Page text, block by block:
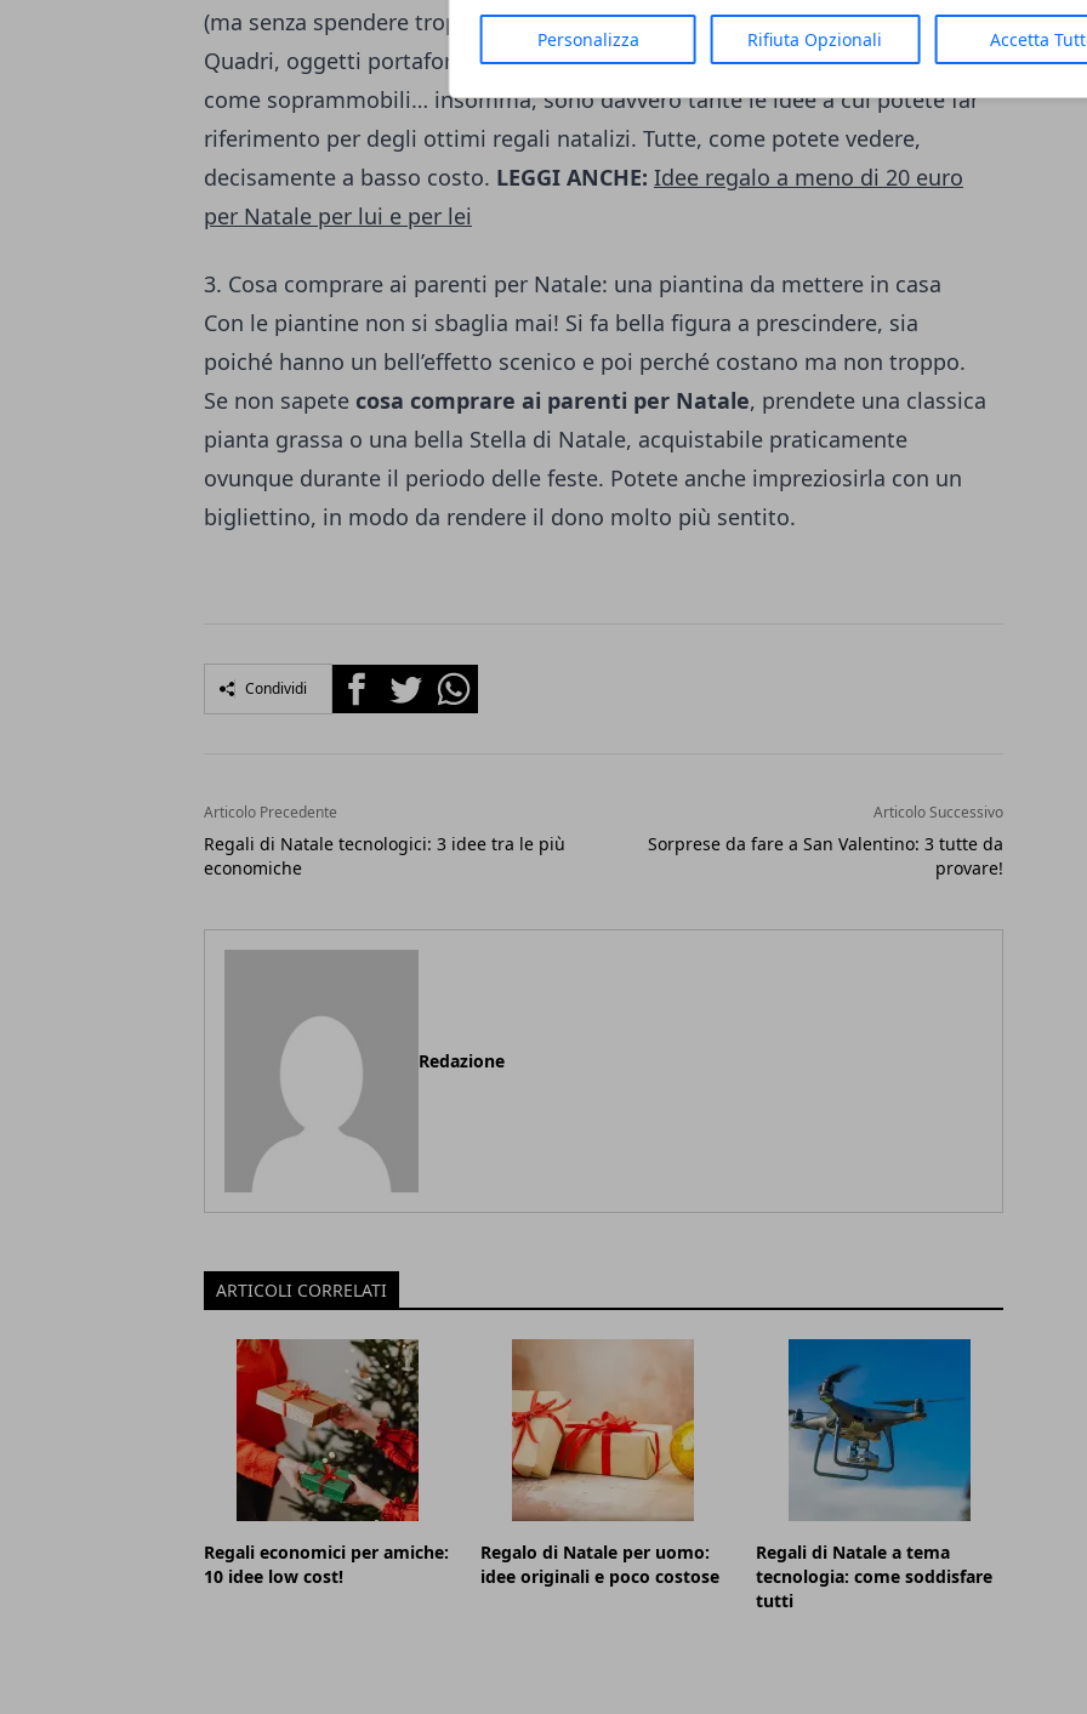
Personalizza Rifiuta Opzionali Accetta
(ma senza spendere troppo) può esserel’acquisto di qualcosa per la casa.
Quadri, oggetti portafortuna, strumenti per la cucina, accessori da usare
come soprammobili… insomma, sono davvero tante le idee a cui potete far
riferimento per degli ottimi regali natalizi. Tutte, come potete vedere,
decisamente a basso costo. LEGGI ANCHE: Idee regalo a meno di 20 euro
per Natale per lui e per lei
3. Cosa comprare ai parenti per Natale: una piantina da mettere in casa
Con le piantine non si sbaglia mai! Si fa bella figura a prescindere, sia
poiché hanno un bell’effetto scenico e poi perché costano ma non troppo.
Se non sapete cosa comprare ai parenti per Natale, prendete una classica
pianta grassa o una bella Stella di Natale, acquistabile praticamente
ovunque durante il periodo delle feste. Potete anche impreziosirla con un
bigliettino, in modo da rendere il dono molto più sentito.
Condividi FacebookTwitterWhatsapp
Articolo Precedente
Regali di Natale tecnologici: 3 idee tra le più
economiche
Articolo Successivo
Sorprese da fare a San Valentino: 3 tutte da
provare!
Redazione
ARTICOLI CORRELATI
Regali economici per amiche:
10 idee low cost!
Regalo di Natale per uomo:
idee originali e poco costose
Regali di Natale a tema
tecnologia: come soddisfare
tutti